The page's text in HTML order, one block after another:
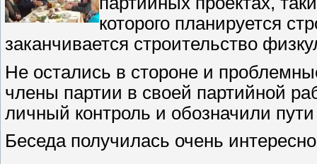
которого планируется
заканчивается строительство
Не остались в стороне и
члены партии в своей партийной
личный контроль и обозначили
Беседа получилась очень